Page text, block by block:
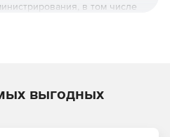
в том числе
выгодных